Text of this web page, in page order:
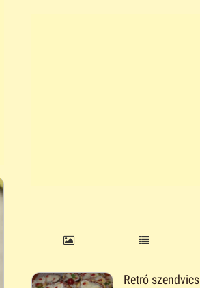
Retró szendvics